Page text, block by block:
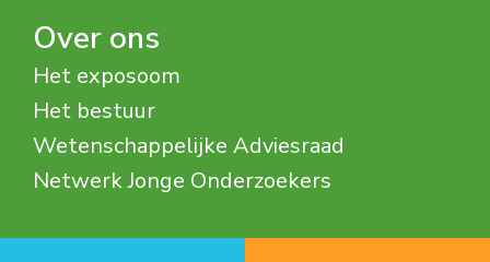
Over ons
Het exposoom
Het bestuur
Wetenschappelijke Adviesraad
Netwerk Jonge Onderzoekers